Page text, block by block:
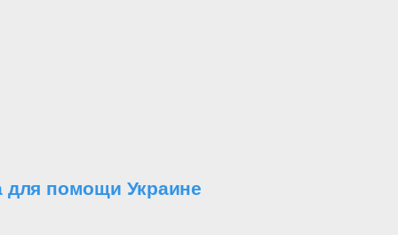
для помощи Украине